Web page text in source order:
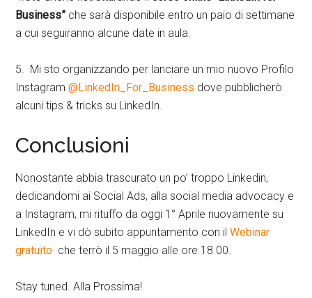
Business” che sarà disponibile entro un paio di settimane
a cui seguiranno alcune date in aula.
5. Mi sto organizzando per lanciare un mio nuovo Profilo
Instagram@LinkedIn_For_Business dove pubblicherò
alcuni tips & tricks su LinkedIn.
Conclusioni
Nonostante abbia trascurato un po’ troppo Linkedin,
dedicandomi ai Social Ads, alla social media advocacy e
a Instagram, mi rituffo da oggi 1° Aprile nuovamente su
LinkedIn e vi dò subito appuntamento con ilWebinar
gratuito che terrò il 5 maggio alle ore 18.00.
Stay tuned. Alla Prossima!